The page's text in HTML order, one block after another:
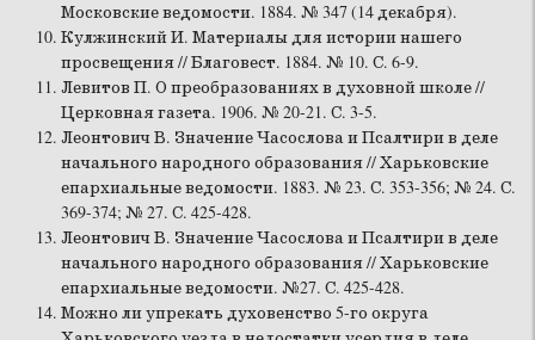
Московские ведомости. 1884. № 347 (14 декабря).
Кулжинский И. Материалы для истории нашего
просвещения // Благовест. 1884. № 10. С. 6-9.
Левитов П. О преобразованиях в духовной школе //
Церковная газета. 1906. № 20-21. С. 3-5.
Леонтович В. Значение Часослова и Псалтири в деле
начального народного образования // Харьковские
епархиальные ведомости. 1883. № 23. С. 353-356; № 24. С.
369-374; № 27. С. 425-428.
Леонтович В. Значение Часослова и Псалтири в деле
начального народного образования // Харьковские
епархиальные ведомости. №27. С. 425-428.
Можно ли упрекать духовенство 5-го округа